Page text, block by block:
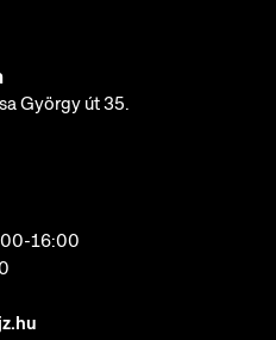
György út 35.
16:00